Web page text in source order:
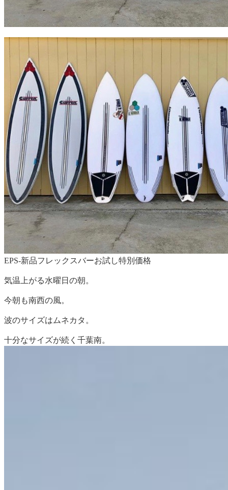
EPS-新品フレックスバーお試し特別価格
気温上がる水曜日の朝。
今朝も南西の風。
波のサイズはムネカタ。
十分なサイズが続く千葉南。